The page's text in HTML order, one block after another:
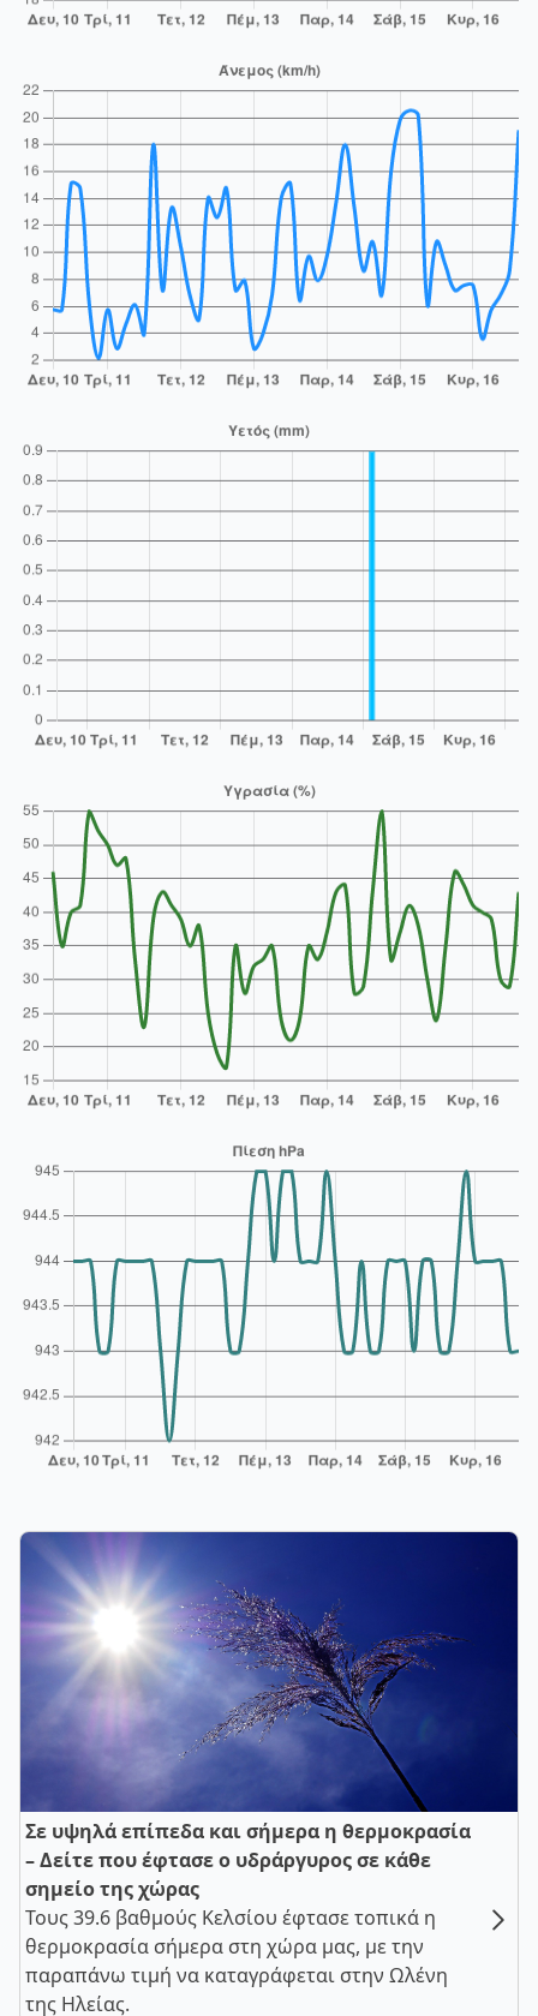
Σε υψηλά επίπεδα και σήμερα η θερμοκρασία
– Δείτε που έφτασε ο υδράργυρος σε κάθε
σημείο της χώρας
Τους 39.6 βαθμούς Κελσίου έφτασε τοπικά η
θερμοκρασία σήμερα στη χώρα μας, με την
παραπάνω τιμή να καταγράφεται στην Ωλένη
της Ηλείας.